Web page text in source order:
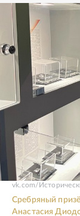
vk.com/
Сребряный
Анастасия